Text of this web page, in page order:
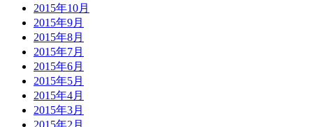
2015年10月
2015年9月
2015年8月
2015年7月
2015年6月
2015年5月
2015年4月
2015年3月
2015年2月